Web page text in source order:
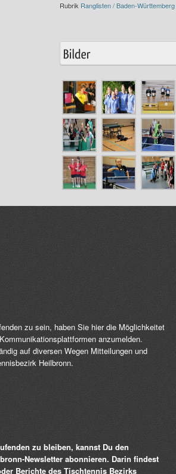
Rubrik Ranglisten / Baden-Württemberg
zu sein, haben Sie hier die Möglichkeitet
anzumelden.
auf diversen Wegen Mitteilungen und
Heilbronn.
zu bleiben, kannst Du den
Newsletter abonnieren. Darin findest
Berichte des Tischtennis Bezirks